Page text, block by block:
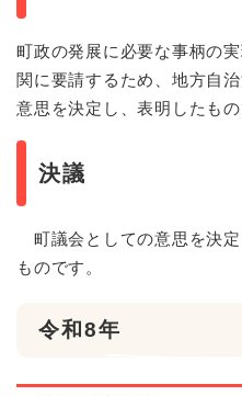
町政の発展に必要な事柄の
関に要請するため、地方自
意思を決定し、表明したもの
決議
町議会としての意思を決
ものです。
令和8年